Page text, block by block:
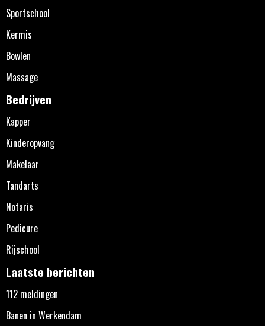
Sportschool
Kermis
Bowlen
Massage
Bedrijven
Kapper
Kinderopvang
Makelaar
Tandarts
Notaris
Pedicure
Rijschool
Laatste berichten
112 meldingen
Banen in Werkendam